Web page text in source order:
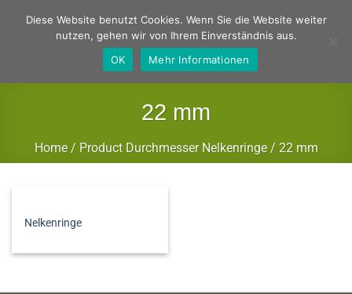
Inhalt
22 mm
Home / Product Durchmesser Nelkenringe / 22 mm
Nelkenringe
Diese Website benutzt Cookies. Wenn Sie die Website weiter
nutzen, gehen wir von Ihrem Einverständnis aus.
OK
Mehr Informationen